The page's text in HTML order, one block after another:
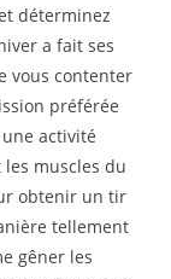
déterminez
a fait ses
vous contenter
préférée
activité
muscles du
obtenir un tir
tellement
gêner les